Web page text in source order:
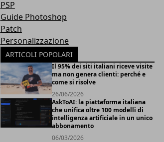
PSP
Guide Photoshop
Patch
Personalizzazione
ARTICOLI POPOLARI
Il 95% dei siti italiani riceve visite
ma non genera clienti: perché e
come si risolve
26/06/2026
AskToAI: la piattaforma italiana
che unifica oltre 100 modelli di
intelligenza artificiale in un unico
abbonamento
06/03/2026